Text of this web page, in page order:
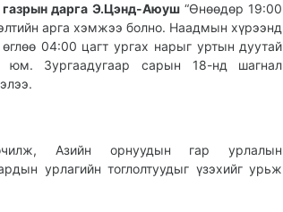
газрын дарга Э.Цэнд-Аюуш “Өнөөдөр 19:00
арга хэмжээ болно. Наадмын хүрээнд
04:00 цагт ургах нарыг уртын дуутай
Зургаадугаар сарын 18-нд шагнал
Азийн орнуудын гар урлалын
урлагийн тоглолтуудыг үзэхийг урьж